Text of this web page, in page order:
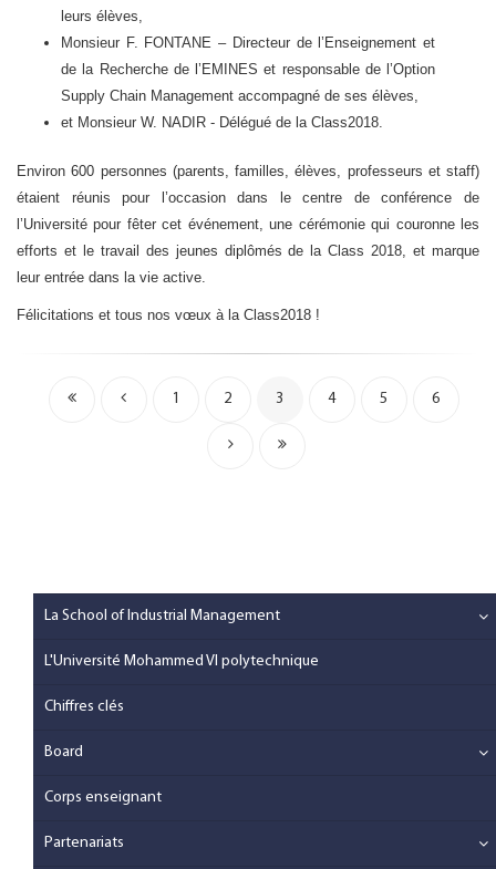
leurs élèves,
Monsieur F. FONTANE – Directeur de l’Enseignement et
de la Recherche de l’EMINES et responsable de l’Option
Supply Chain Management accompagné de ses élèves,
et Monsieur W. NADIR - Délégué de la Class2018.
Environ 600 personnes (parents, familles, élèves, professeurs et staff)
étaient réunis pour l’occasion dans le centre de conférence de
l’Université pour fêter cet événement, une cérémonie qui couronne les
efforts et le travail des jeunes diplômés de la Class 2018, et marque
leur entrée dans la vie active.
Félicitations et tous nos vœux à la Class2018 !
1 2 3 4 5 6
La School of Industrial Management
L'Université Mohammed VI polytechnique
Chiffres clés
Board
Corps enseignant
Partenariats